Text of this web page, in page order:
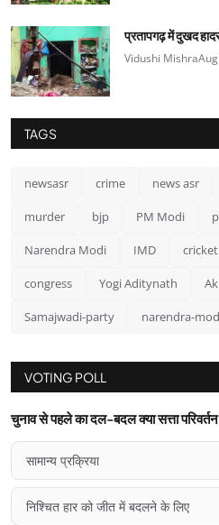
प्रतापगढ़ में दुखद
Vidushi Mishra
TAGS
newsasr crime news asr
murder bjp PM Modi
Narendra Modi IMD cricket
congress Yogi Aditynath
Samajwadi-party narendra-
VOTING POLL
चुनाव से पहले का दल-बदल क्या सत्ता
सामान्य प्रक्रिया
निश्चित हार को जीत में बदलने के लिए